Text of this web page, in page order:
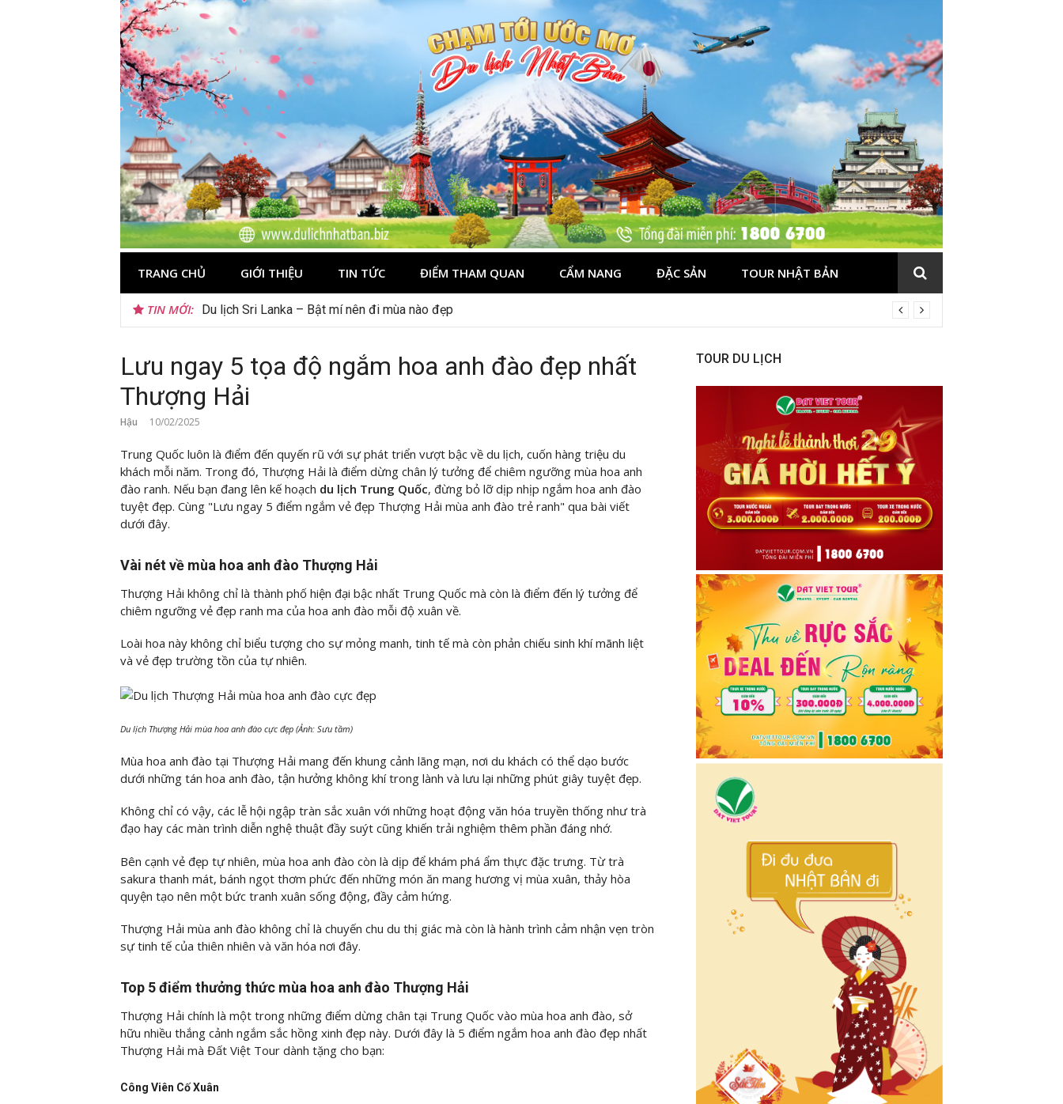
TRANG CHỦ GIỚI THIỆU TIN TỨC ĐIỂM THAM QUAN CẨM NANG ĐẶC SẢN TOUR NHẬT BẢN
TIN MỚI: Du lịch Sri Lanka – Bật mí nên đi mùa nào đẹp
Lưu ngay 5 tọa độ ngắm hoa anh đào đẹp nhất
Thượng Hải
Hậu 10/02/2025
Trung Quốc luôn là điểm đến quyến rũ với sự phát triển vượt bậc về du lịch, cuốn hàng triệu du
khách mỗi năm. Trong đó, Thượng Hải là điểm dừng chân lý tưởng để chiêm ngưỡng mùa hoa anh
đào ranh. Nếu bạn đang lên kế hoạch du lịch Trung Quốc, đừng bỏ lỡ dịp nhịp ngắm hoa anh đào
tuyệt đẹp. Cùng "Lưu ngay 5 điểm ngắm vẻ đẹp Thượng Hải mùa anh đào trẻ ranh" qua bài viết
dưới đây.
Vài nét về mùa hoa anh đào Thượng Hải
Thượng Hải không chỉ là thành phố hiện đại bậc nhất Trung Quốc mà còn là điểm đến lý tưởng để
chiêm ngưỡng vẻ đẹp ranh ma của hoa anh đào mỗi độ xuân về.
Loài hoa này không chỉ biểu tượng cho sự mỏng manh, tinh tế mà còn phản chiếu sinh khí mãnh liệt
và vẻ đẹp trường tồn của tự nhiên.
Du lịch Thượng Hải mùa hoa anh đào cực đẹp (Ảnh: Sưu tầm)
Mùa hoa anh đào tại Thượng Hải mang đến khung cảnh lãng mạn, nơi du khách có thể dạo bước
dưới những tán hoa anh đào, tận hưởng không khí trong lành và lưu lại những phút giây tuyệt đẹp.
Không chỉ có vậy, các lễ hội ngập tràn sắc xuân với những hoạt động văn hóa truyền thống như trà
đạo hay các màn trình diễn nghệ thuật đầy suýt cũng khiến trải nghiệm thêm phần đáng nhớ.
Bên cạnh vẻ đẹp tự nhiên, mùa hoa anh đào còn là dịp để khám phá ẩm thực đặc trưng. Từ trà
sakura thanh mát, bánh ngọt thơm phức đến những món ăn mang hương vị mùa xuân, thảy hòa
quyện tạo nên một bức tranh xuân sống động, đầy cảm hứng.
Thượng Hải mùa anh đào không chỉ là chuyến chu du thị giác mà còn là hành trình cảm nhận vẹn tròn
sự tinh tế của thiên nhiên và văn hóa nơi đây.
Top 5 điểm thưởng thức mùa hoa anh đào Thượng Hải
Thượng Hải chính là một trong những điểm dừng chân tại Trung Quốc vào mùa hoa anh đào, sở
hữu nhiều thắng cảnh ngắm sắc hồng xinh đẹp này. Dưới đây là 5 điểm ngắm hoa anh đào đẹp nhất
Thượng Hải mà Đất Việt Tour dành tặng cho bạn:
Công Viên Cố Xuân
TOUR DU LỊCH